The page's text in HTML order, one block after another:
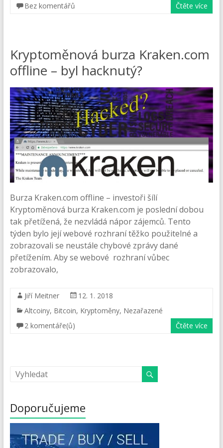
Bez komentářů
Čtěte více
Kryptoměnová burza Kraken.com
offline – byl hacknutý?
Burza Kraken.com offline – investoři šílí
Kryptoměnová burza Kraken.com je poslední dobou
tak přetížená, že nezvládá nápor zájemců. Tento
týden bylo její webové rozhraní těžko použitelné a
zobrazovali se neustále chybové zprávy dané
přetížením. Aby se webové rozhraní vůbec
zobrazovalo,
Jiří Meitner
12. 1. 2018
Altcoiny, Bitcoin, Kryptoměny, Nezařazené
2 komentáře(ů)
Čtěte více
Doporučujeme